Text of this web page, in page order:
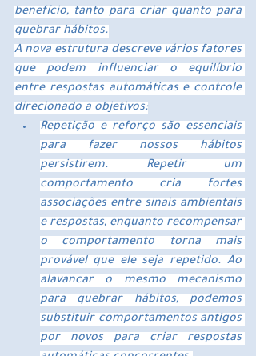
benefício, tanto para criar quanto para
quebrar hábitos.
A nova estrutura descreve vários fatores
que podem influenciar o equilíbrio
entre respostas automáticas e controle
direcionado a objetivos:
Repetição e reforço são essenciais
para fazer nossos hábitos
persistirem. Repetir um
comportamento cria fortes
associações entre sinais ambientais
e respostas, enquanto recompensar
o comportamento torna mais
provável que ele seja repetido. Ao
alavancar o mesmo mecanismo
para quebrar hábitos, podemos
substituir comportamentos antigos
por novos para criar respostas